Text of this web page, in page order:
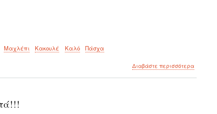
Μαχλέπι Κακουλέ Καλό Πάσχα
Διαβάστε περισσότεραγια